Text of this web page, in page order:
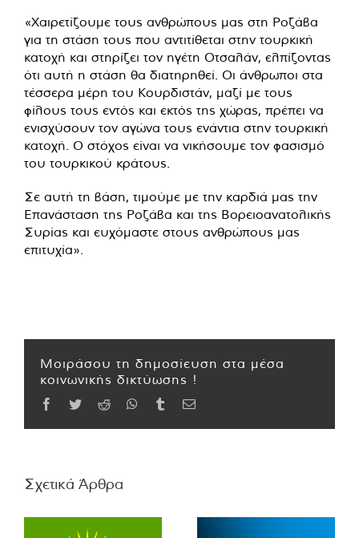
«Χαιρετίζουμε τους ανθρώπους μας στη Ροζάβα
για τη στάση τους που αντιτίθεται στην τουρκική
κατοχή και στηρίζει τον ηγέτη Οτσαλάν, ελπίζοντας
ότι αυτή η στάση θα διατηρηθεί. Οι άνθρωποι στα
τέσσερα μέρη του Κουρδιστάν, μαζί με τους
φίλους τους εντός και εκτός της χώρας, πρέπει να
ενισχύσουν τον αγώνα τους ενάντια στην τουρκική
κατοχή. Ο στόχος είναι να νικήσουμε τον φασισμό
του τουρκικού κράτους.
Σε αυτή τη βάση, τιμούμε με την καρδιά μας την
Επανάσταση της Ροζάβα και της Βορειοανατολικής
Συρίας και ευχόμαστε στους ανθρώπους μας
επιτυχία».
Μοιράσου τη δημοσίευση στα μέσα
κοινωνικής δικτύωσης !
Facebook
TwitterReddit WhatsApp
TumblrEmail
Σχετικά Άρθρα